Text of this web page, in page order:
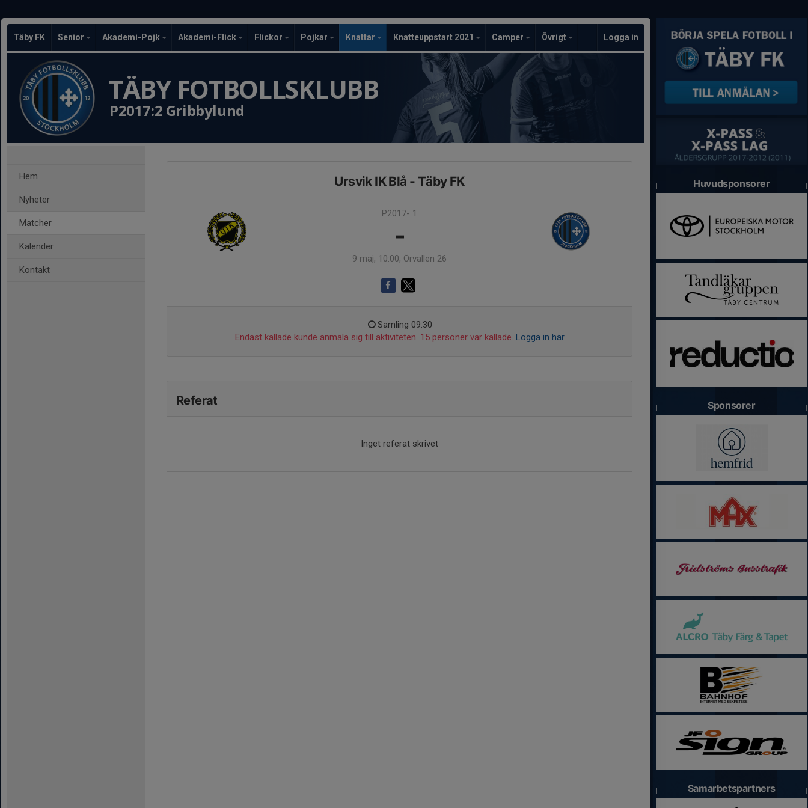
Täby FK Senior Akademi-Pojk Akademi-Flick Flickor Pojkar Knattar Knatteuppstart 2021 Camper Övrigt Logga in
TÄBY FOTBOLLSKLUBB
P2017:2 Gribbylund
Hem
Nyheter
Matcher
Kalender
Kontakt
Ursvik IK Blå - Täby FK
P2017- 1
-
9 maj, 10:00, Örvallen 26
Samling 09:30
Endast kallade kunde anmäla sig till aktiviteten. 15 personer var kallade. Logga in här
Referat
Inget referat skrivet
Huvudsponsorer
Sponsorer
Samarbetspartners